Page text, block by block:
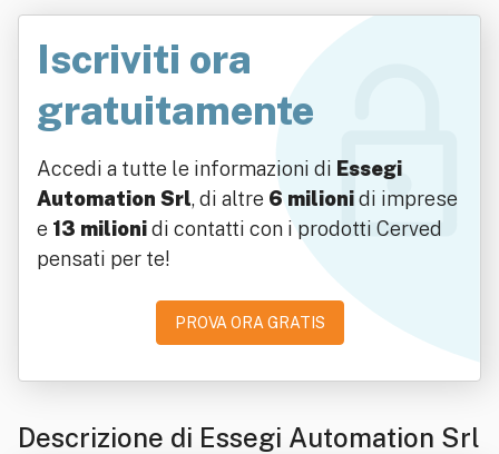
Iscriviti ora
gratuitamente
Accedi a tutte le informazioni di Essegi
Automation Srl, di altre 6 milionidi imprese
e 13 milionidi contatti con i prodotti Cerved
pensati per te!
PROVA ORA GRATIS
Descrizione di Essegi Automation Srl